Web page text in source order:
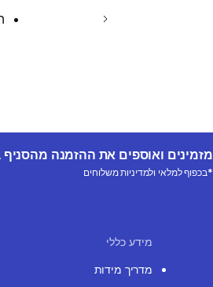
מזמינים ואוספים את ההזמנה מהסניף
*בכפוף למלאי ולמדיניות משלוחים
מידע כללי
מדריך מידות